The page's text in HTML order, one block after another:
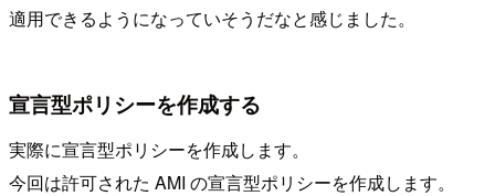
適用できるようになっていそうだなと感じました。
宣言型ポリシーを作成する
実際に宣言型ポリシーを作成します。
今回は許可された AMI の宣言型ポリシーを作成します。